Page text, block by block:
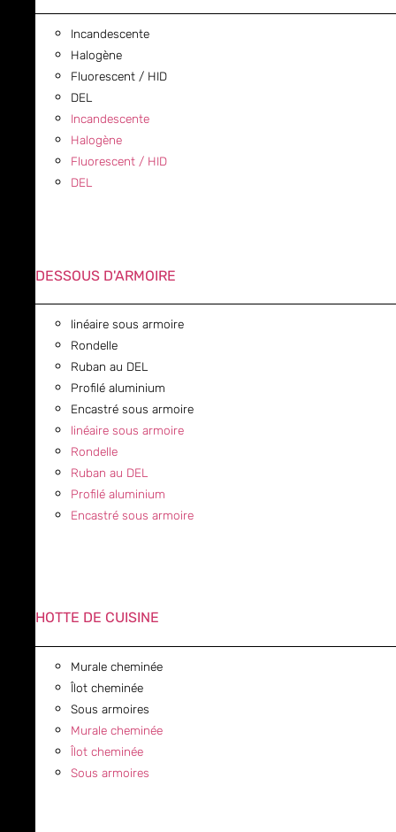
Incandescente
Halogène
Fluorescent / HID
DEL
Incandescente
Halogène
Fluorescent / HID
DEL
DESSOUS D'ARMOIRE
linéaire sous armoire
Rondelle
Ruban au DEL
Profilé aluminium
Encastré sous armoire
linéaire sous armoire
Rondelle
Ruban au DEL
Profilé aluminium
Encastré sous armoire
HOTTE DE CUISINE
Murale cheminée
Îlot cheminée
Sous armoires
Murale cheminée
Îlot cheminée
Sous armoires